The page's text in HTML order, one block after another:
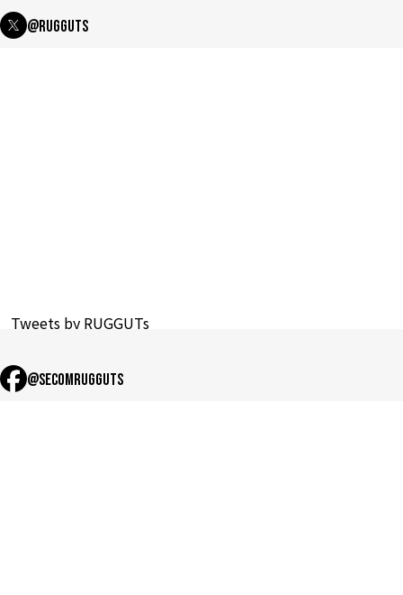
@Rugguts
Tweets by RUGGUTs
@secomrugguts